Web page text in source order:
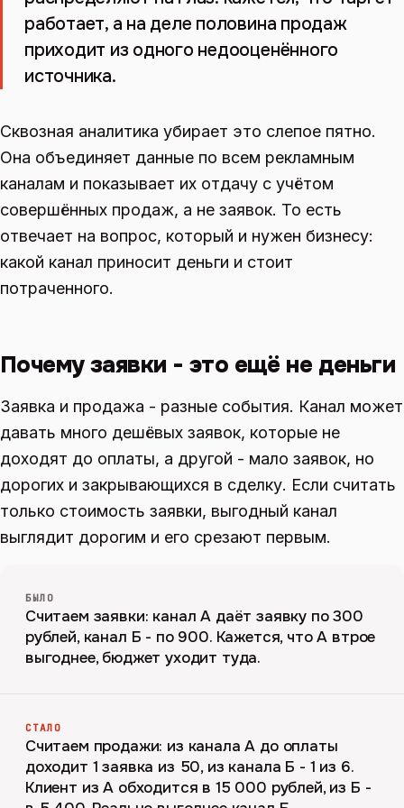
работает, а на деле половина продаж
приходит из одного недооценённого
источника.
Сквозная аналитика убирает это слепое пятно.
Она объединяет данные по всем рекламным
каналам и показывает их отдачу с учётом
совершённых продаж, а не заявок. То есть
отвечает на вопрос, который и нужен бизнесу:
какой канал приносит деньги и стоит
потраченного.
Почему заявки - это ещё не деньги
Заявка и продажа - разные события. Канал может
давать много дешёвых заявок, которые не
доходят до оплаты, а другой - мало заявок, но
дорогих и закрывающихся в сделку. Если считать
только стоимость заявки, выгодный канал
выглядит дорогим и его срезают первым.
БЫЛО
Считаем заявки: канал А даёт заявку по 300
рублей, канал Б - по 900. Кажется, что А втрое
выгоднее, бюджет уходит туда.
СТАЛО
Считаем продажи: из канала А до оплаты
доходит 1 заявка из 50, из канала Б - 1 из 6.
Клиент из А обходится в 15 000 рублей, из Б -